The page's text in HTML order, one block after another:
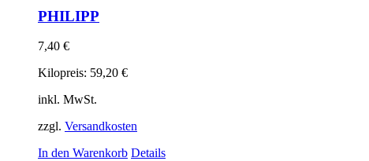
PHILIPP
7,40 €
Kilopreis: 59,20 €
inkl. MwSt.
zzgl. Versandkosten
In den Warenkorb Details